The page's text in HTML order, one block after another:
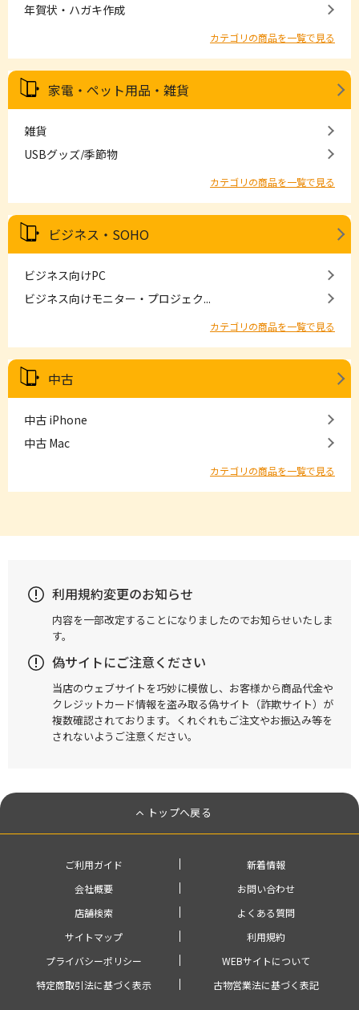
年賀状・ハガキ作成
カテゴリの商品を一覧で見る
家電・ペット用品・雑貨
雑貨
USBグッズ/季節物
カテゴリの商品を一覧で見る
ビジネス・SOHO
ビジネス向けPC
ビジネス向けモニター・プロジェク...
カテゴリの商品を一覧で見る
中古
中古 iPhone
中古 Mac
カテゴリの商品を一覧で見る
利用規約変更のお知らせ
内容を一部改定することになりましたのでお知らせいたしま
す。
偽サイトにご注意ください
当店のウェブサイトを巧妙に模倣し、お客様から商品代金や
クレジットカード情報を盗み取る偽サイト（詐欺サイト）が
複数確認されております。くれぐれもご注文やお振込み等を
されないようご注意ください。
トップへ戻る
ご利用ガイド
新着情報
会社概要
お問い合わせ
店舗検索
よくある質問
サイトマップ
利用規約
プライバシーポリシー
WEBサイトについて
特定商取引法に基づく表示
古物営業法に基づく表記